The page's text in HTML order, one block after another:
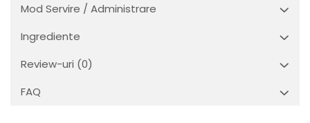
Mod Servire / Administrare
Ingrediente
Review-uri (0)
FAQ